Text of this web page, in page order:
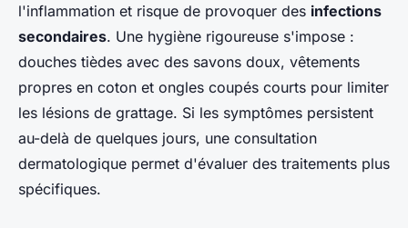
l'inflammation et risque de provoquer des infections
secondaires. Une hygiène rigoureuse s'impose :
douches tièdes avec des savons doux, vêtements
propres en coton et ongles coupés courts pour limiter
les lésions de grattage. Si les symptômes persistent
au-delà de quelques jours, une consultation
dermatologique permet d'évaluer des traitements plus
spécifiques.